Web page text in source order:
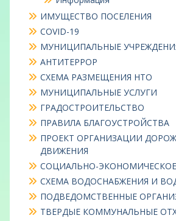
ИМУЩЕСТВО ПОСЕЛЕНИЯ
COVID-19
МУНИЦИПАЛЬНЫЕ
АНТИТЕРРОР
СХЕМА РАЗМЕЩЕНИЯ НТО
МУНИЦИПАЛЬНЫЕ УСЛУГИ
ГРАДОСТРОИТЕЛЬСТВО
ПРАВИЛА БЛАГОУСТРОЙСТВА
ПРОЕКТ ОРГАНИЗАЦИИ
ДВИЖЕНИЯ
СОЦИАЛЬНО-
СХЕМА ВОДОСНАБЖЕНИЯ И
ПОДВЕДОМСТВЕННЫЕ
ТВЕРДЫЕ КОММУНАЛЬНЫЕ